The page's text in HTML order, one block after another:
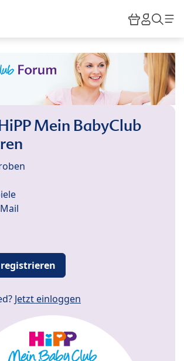
HiPP
Mein BabyClub
Jetzt einloggen